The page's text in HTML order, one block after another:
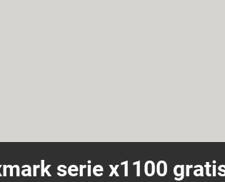
serie x1100